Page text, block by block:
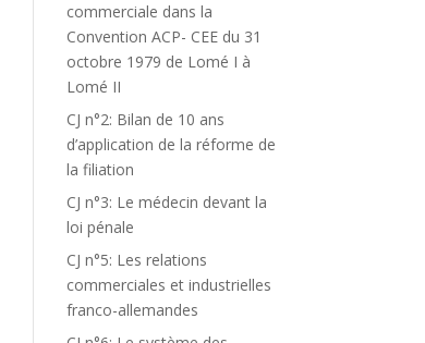
commerciale dans la
Convention ACP- CEE du 31
octobre 1979 de Lomé I à
Lomé II
CJ n°2: Bilan de 10 ans
d’application de la réforme de
la filiation
CJ n°3: Le médecin devant la
loi pénale
CJ n°5: Les relations
commerciales et industrielles
franco-allemandes